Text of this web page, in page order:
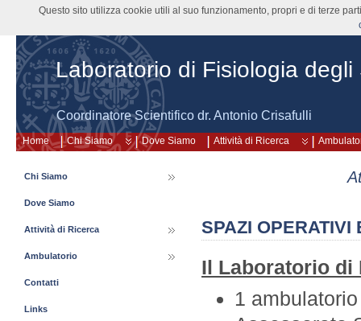
Laboratorio di Fisiologia degli
Coordinatore Scientifico dr. Antonio Crisafulli
Home Chi Siamo Dove Siamo Attività di Ricerca
SPAZI OPERATIVI
Il Laboratorio di
1
Chi Siamo
Dove Siamo
Attività di Ricerca
Ambulatorio
Contatti
Links
Questo sito utilizza cookie utili al suo funzionamento, propri e di terze